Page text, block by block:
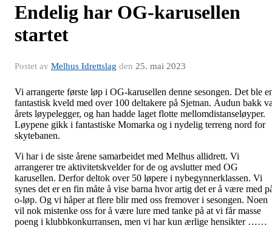
Endelig har OG-karusellen
startet
Postet av Melhus Idrettslag den 25. mai 2023
Vi arrangerte første løp i OG-karusellen denne sesongen. Det ble
fantastisk kveld med over 100 deltakere på Sjetnan. Audun bakk
årets løypelegger, og han hadde laget flotte mellomdistanseløyper.
Løypene gikk i fantastiske Momarka og i nydelig terreng nord for
skytebanen.
Vi har i de siste årene samarbeidet med Melhus allidrett. Vi
arrangerer tre aktivitetskvelder for de og avslutter med OG
karusellen. Derfor deltok over 50 løpere i nybegynnerklassen. Vi
synes det er en fin måte å vise barna hvor artig det er å være med
o-løp. Og vi håper at flere blir med oss fremover i sesongen. Noen
vil nok mistenke oss for å være lure med tanke på at vi får masse
poeng i klubbkonkurransen, men vi har kun ærlige hensikter ……